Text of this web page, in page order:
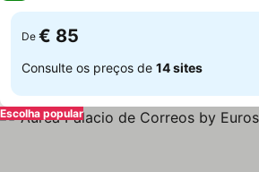
De € 85
Consulte os preços de 14 sites
Escolha popular